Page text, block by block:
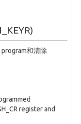
和清除
register and